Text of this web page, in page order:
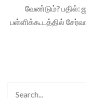
வேண்டும்? பதில்:
பள்ளிக்கூடத்தில்